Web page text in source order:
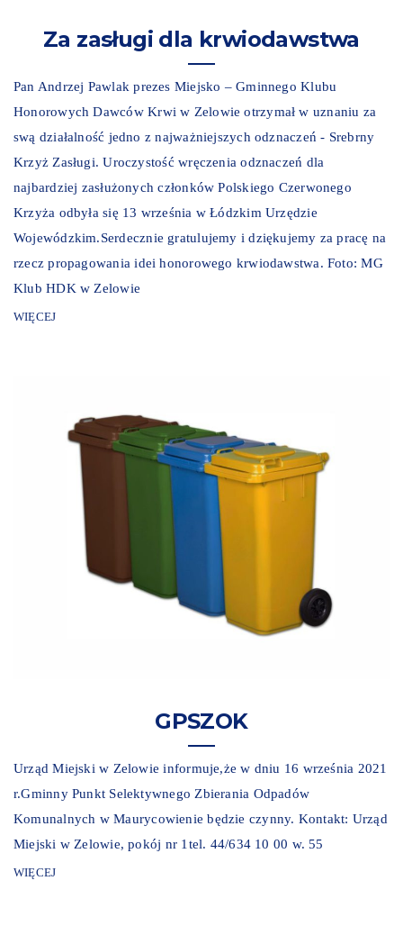
Za zasługi dla krwiodawstwa
Pan Andrzej Pawlak prezes Miejsko – Gminnego Klubu
Honorowych Dawców Krwi w Zelowie otrzymał w uznaniu za
swą działalność jedno z najważniejszych odznaczeń - Srebrny
Krzyż Zasługi. Uroczystość wręczenia odznaczeń dla
najbardziej zasłużonych członków Polskiego Czerwonego
Krzyża odbyła się 13 września w Łódzkim Urzędzie
Wojewódzkim.Serdecznie gratulujemy i dziękujemy za pracę na
rzecz propagowania idei honorowego krwiodawstwa. Foto: MG
Klub HDK w Zelowie
WIĘCEJ
GPSZOK
Urząd Miejski w Zelowie informuje,że w dniu 16 września 2021
r.Gminny Punkt Selektywnego Zbierania Odpadów
Komunalnych w Maurycowienie będzie czynny. Kontakt: Urząd
Miejski w Zelowie, pokój nr 1tel. 44/634 10 00 w. 55
WIĘCEJ